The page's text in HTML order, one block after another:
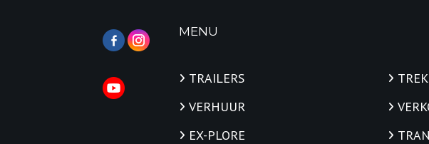
MENU
TRAILERS
VERHUUR
EX-PLORE